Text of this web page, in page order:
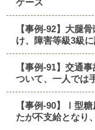
ケース
【事例-92】大腿
け、障害等級3級
【事例-91】交通
ついて、一人では
【事例-90】Ⅰ型
たが不支給となり